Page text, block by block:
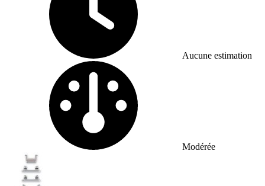
Aucune estimation
Modérée